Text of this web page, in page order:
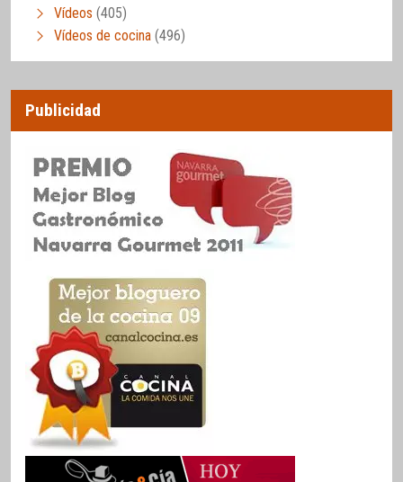
Vídeos (405)
Vídeos de cocina (496)
Publicidad